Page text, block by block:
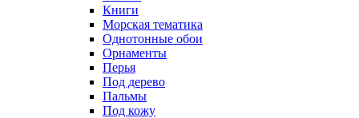
Книги
Морская тематика
Однотонные обои
Орнаменты
Перья
Под дерево
Пальмы
Под кожу